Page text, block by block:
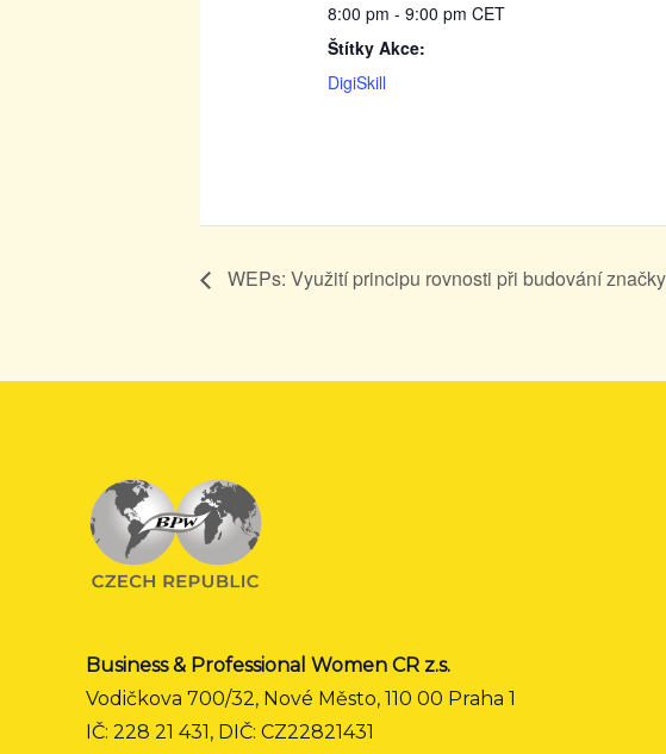
8:00 pm - 9:00 pm CET
Štítky Akce:
DigiSkill
WEPs: Využití principu rovnosti při budování
Business & Professional Women CR z.s.
Vodičkova 700/32, Nové Město, 110 00 Praha 1
IČ: 228 21 431, DIČ: CZ22821431